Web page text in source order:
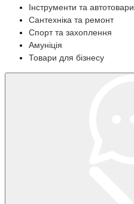
Інструменти та автотовари
Сантехніка та ремонт
Спорт та захоплення
Амуніція
Товари для бізнесу